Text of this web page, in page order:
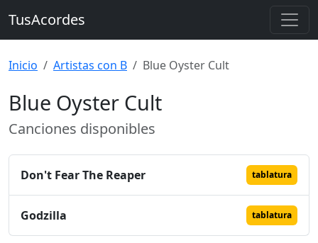
TusAcordes
Inicio Artistas con B Blue Oyster Cult
Blue Oyster Cult
Canciones disponibles
Don't Fear The Reaper tablatura
Godzilla tablatura